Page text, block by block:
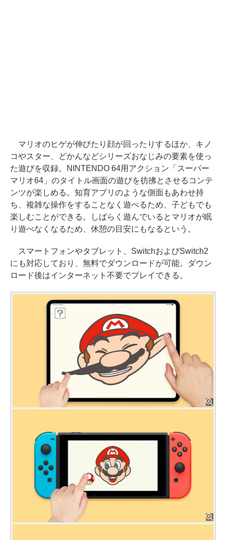
マリオのヒゲが伸びたり顔が回ったりするほか、キノ
コやスター、どかんなどシリーズおなじみの要素を使っ
た遊びを収録。NINTENDO 64用アクション「スーパー
マリオ64」のタイトル画面の遊びを彷彿とさせるコンテ
ンツが楽しめる。知育アプリのような側面もあわせ持
ち、複雑な操作をすることなく遊べるため、子どもでも
楽しむことができる。しばらく遊んでいるとマリオが眠
り遊べなくなるため、休憩の目安にもなるという。
スマートフォンやタブレット、SwitchおよびSwitch2
にも対応しており、無料でダウンロードが可能。ダウン
ロード後はインターネット不要でプレイできる。